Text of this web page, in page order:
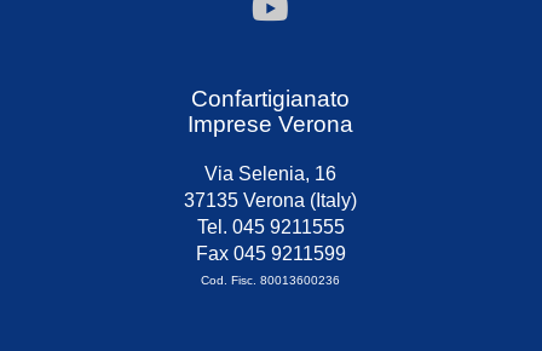
Confartigianato
Imprese Verona
Via Selenia, 16
37135 Verona (Italy)
Tel. 045 9211555
Fax 045 9211599
Cod. Fisc. 80013600236